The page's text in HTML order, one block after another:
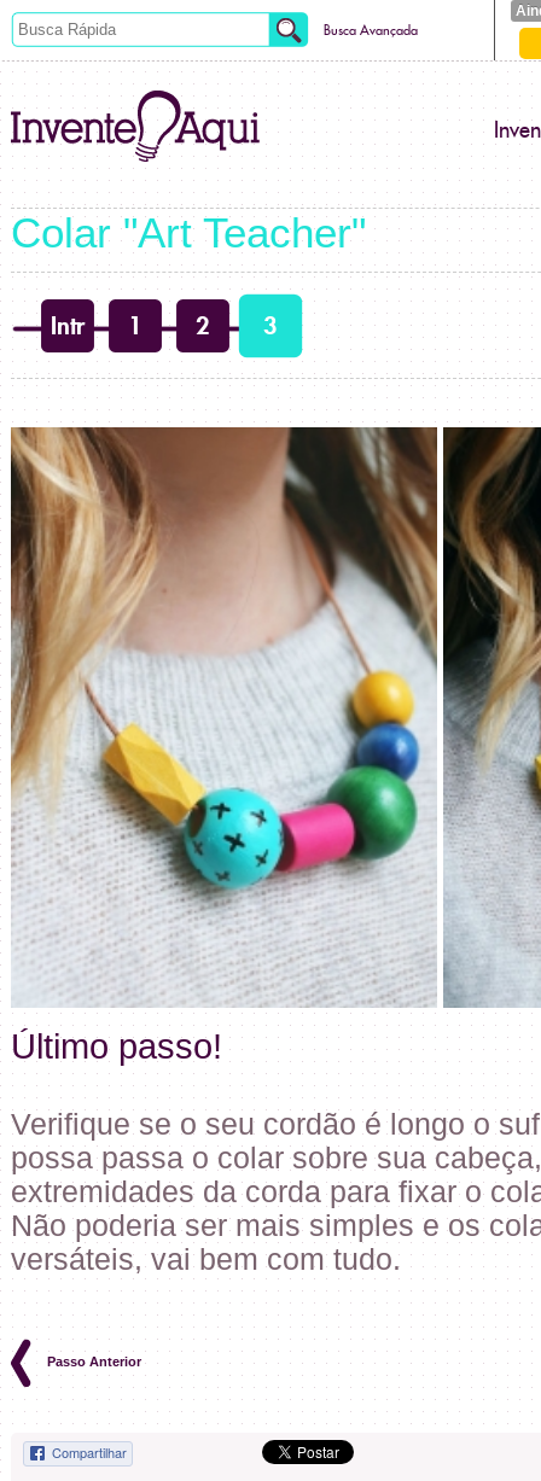
Busca Avançada
Colar "Art Teacher"
Intr 1 2 3
Último passo!
Verifique se o seu cordão é longo o
possa passa o colar sobre sua
extremidades da corda para fixar o
Não poderia ser mais simples e os
versáteis, vai bem com tudo.
Passo Anterior
Compartilhar